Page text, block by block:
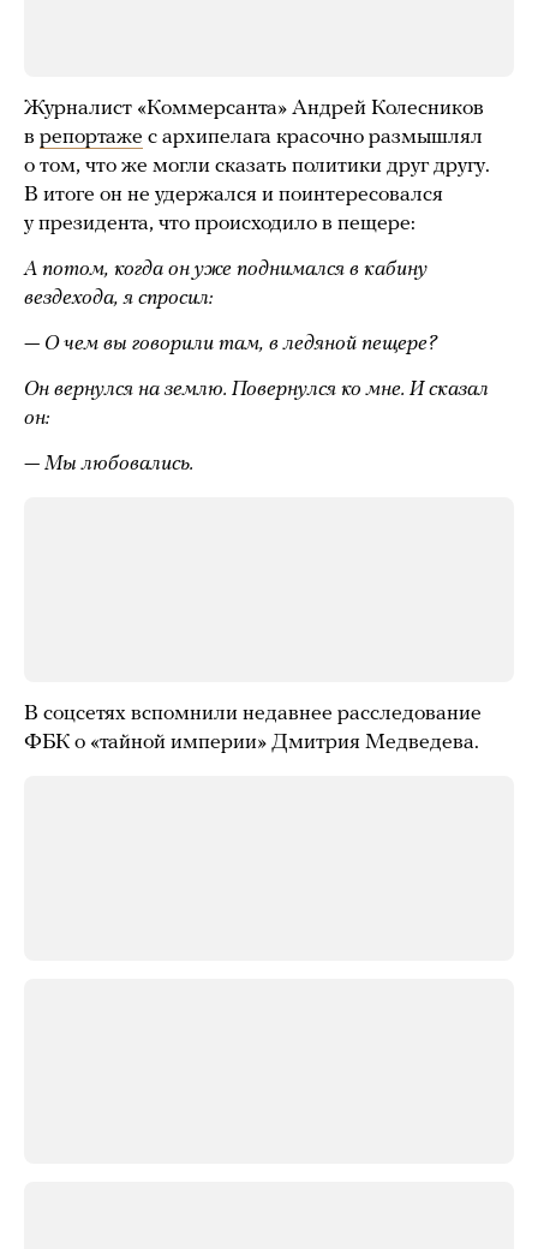
Журналист «Коммерсанта» Андрей Колесников
в репортаже с архипелага красочно размышлял
о том, что же могли сказать политики друг другу.
В итоге он не удержался и поинтересовался
у президента, что происходило в пещере:
А потом, когда он уже поднимался в кабину
вездехода, я спросил:
— О чем вы говорили там, в ледяной пещере?
Он вернулся на землю. Повернулся ко мне. И сказал
он:
— Мы любовались.
В соцсетях вспомнили недавнее расследование
ФБК о «тайной империи» Дмитрия Медведева.